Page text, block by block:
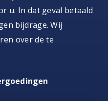
u. In dat geval betaald
bijdrage. Wij
over de te